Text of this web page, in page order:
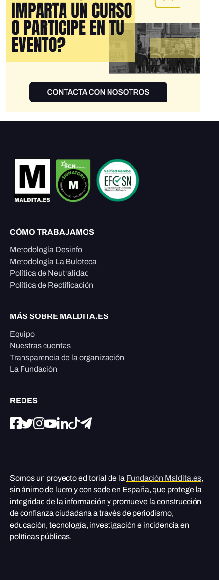
CÓMO TRABAJAMOS
Metodología Desinfo
Metodología La Buloteca
Política de Neutralidad
Política de Rectificación
MÁS SOBRE MALDITA.ES
Equipo
Nuestras cuentas
Transparencia de la organización
La Fundación
REDES
Somos un proyecto editorial de la Fundación Maldita.es,
sin ánimo de lucro y con sede en España, que protege la
integridad de la información y promueve la construcción
de confianza ciudadana a través de periodismo,
educación, tecnología, investigación e incidencia en
políticas públicas.